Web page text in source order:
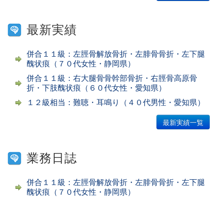
最新実績
併合１１級：左脛骨解放骨折・左腓骨骨折・左下腿
醜状痕（７０代女性・静岡県）
併合１１級：右大腿骨骨幹部骨折・右脛骨高原骨
折・下肢醜状痕（６０代女性・愛知県）
１２級相当：難聴・耳鳴り（４０代男性・愛知県）
最新実績一覧
業務日誌
併合１１級：左脛骨解放骨折・左腓骨骨折・左下腿
醜状痕（７０代女性・静岡県）